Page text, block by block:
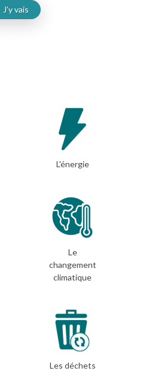
J'y vais
L'énergie
Le
changement
climatique
Les déchets